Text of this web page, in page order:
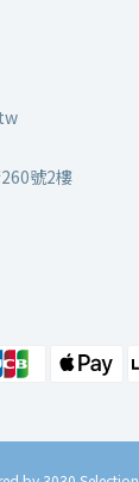
號2樓